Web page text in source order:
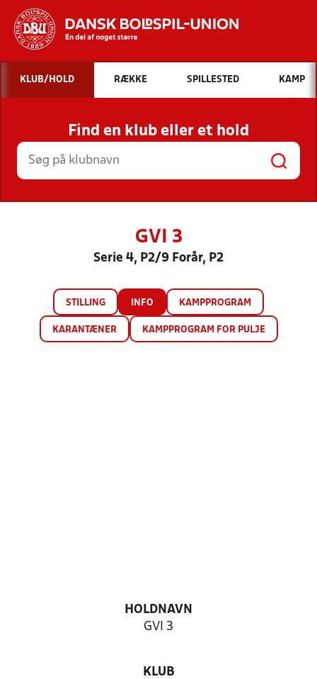
Hvad vil du søge efter?
INDHOLD OG NYHEDER
STILLINGER, RESULTATER, KLUBBER OG
HOLD
KLUB/HOLD RÆKKE SPILLESTED KAMP
Find en klub eller et hold
GVI 3
Serie 4, P2/9 Forår, P2
STILLING INFO KAMPPROGRAM
KARANTÆNER KAMPPROGRAM FOR PULJE
HOLDNAVN
GVI 3
KLUB